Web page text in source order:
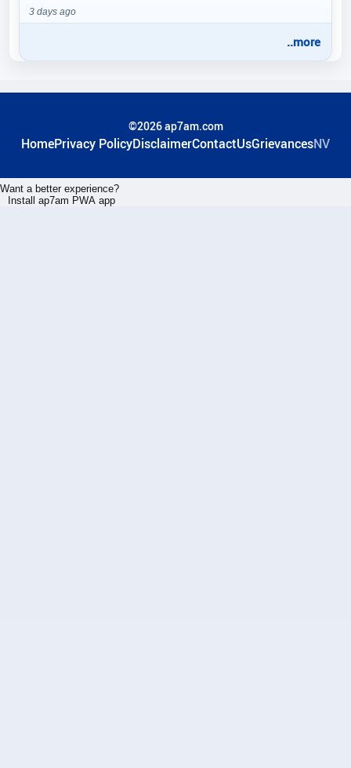
3 days ago
..more
©2026 ap7am.com
HomePrivacy PolicyDisclaimerContactUsGrievancesNV
Want a better experience?
Install ap7am PWA app